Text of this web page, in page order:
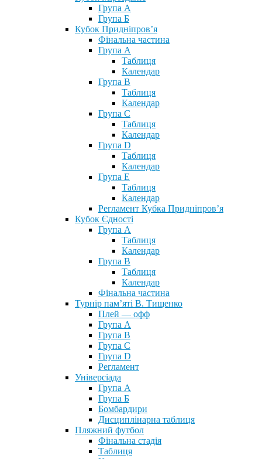
Група А
Група Б
Кубок Придніпров’я
Фінальна частина
Група А
Таблиця
Календар
Група В
Таблиця
Календар
Група С
Таблиця
Календар
Група D
Таблиця
Календар
Група Е
Таблиця
Календар
Регламент Кубка Придніпров’я
Кубок Єдності
Група А
Таблиця
Календар
Група В
Таблиця
Календар
Фінальна частина
Турнір пам’яті В. Тищенко
Плей — офф
Група А
Група B
Група С
Група D
Регламент
Універсіада
Група А
Група Б
Бомбардири
Дисциплінарна таблиця
Пляжний футбол
Фінальна стадія
Таблиця